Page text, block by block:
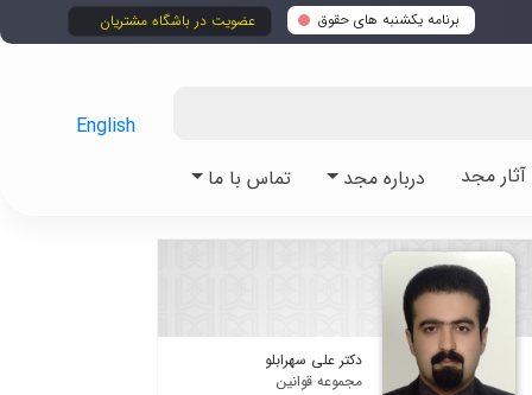
برنامه یکشنبه های حقوق عضویت در باشگاه مشتریان
مجد درباره مجد تماس با ما
English
دکتر علی سهرابلو
مجموعه قوانین